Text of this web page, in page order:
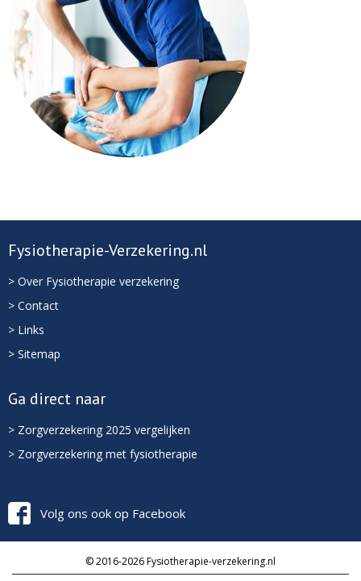
Fysiotherapie-Verzekering.nl
> Over Fysiotherapie verzekering
> Contact
> Links
> Sitemap
Ga direct naar
> Zorgverzekering 2025 vergelijken
> Zorgverzekering met fysiotherapie
Volg ons ook op Facebook
© 2016-2026 Fysiotherapie-verzekering.nl